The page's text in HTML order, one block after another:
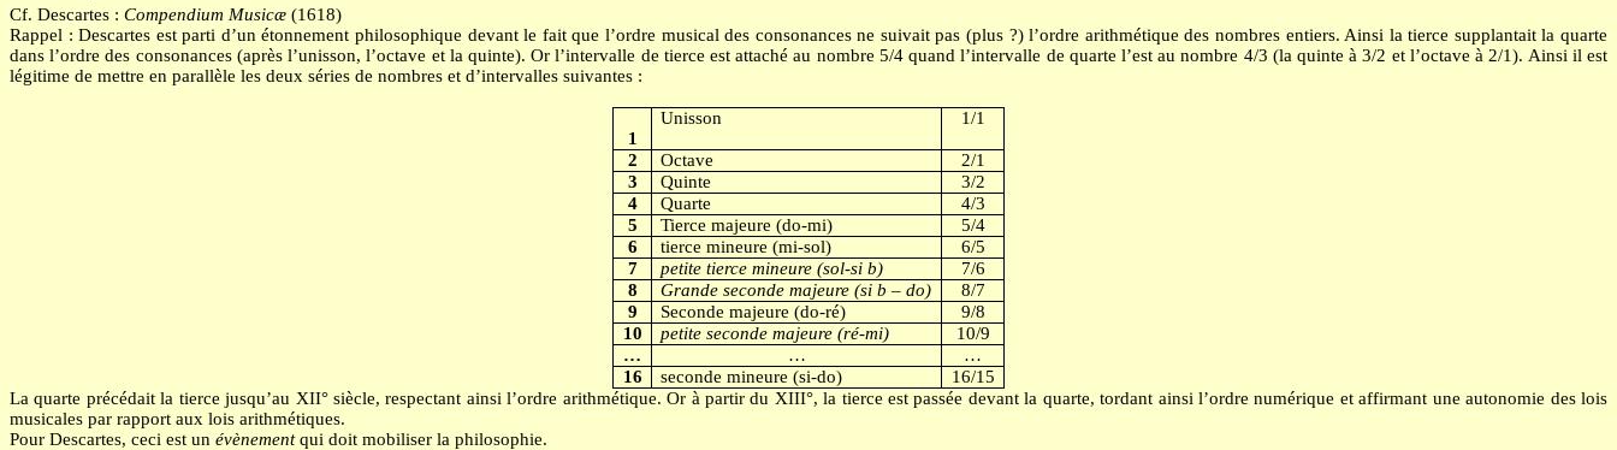
Cf. Descartes : Compendium Musicæ (1618)
Rappel : Descartes est parti d’un étonnement philosophique devant le fait que l’ordre musical des consonances ne suivait pas (plus ?) l’ordre arithmétique des nombres entiers. Ainsi la tierce supplantait la quarte
dans l’ordre des consonances (après l’unisson, l’octave et la quinte). Or l’intervalle de tierce est attaché au nombre 5/4 quand l’intervalle de quarte l’est au nombre 4/3 (la quinte à 3/2 et l’octave à 2/1). Ainsi il est
légitime de mettre en parallèle les deux séries de nombres et d’intervalles suivantes :
1
Unisson 1/1
2 Octave
2/1
3
Quinte
3/2
4
Quarte
4/3
5
Tierce majeure (do-mi)
5/4
6
tierce mineure (mi-sol)
6/5
7
petite tierce mineure (sol-si b)
7/6
8
Grande seconde majeure (si b – do)
8/7
9
Seconde majeure (do-ré)
9/8
10
petite seconde majeure (ré-mi)
10/9
…
…
…
16
seconde mineure (si-do)
16/15
La quarte précédait la tierce jusqu’au XII° siècle, respectant ainsi l’ordre arithmétique. Or à partir du XIII°, la tierce est passée devant la quarte, tordant ainsi l’ordre numérique et affirmant une autonomie des lois
musicales par rapport aux lois arithmétiques.
Pour Descartes, ceci est un évènementqui doit mobiliser la philosophie.